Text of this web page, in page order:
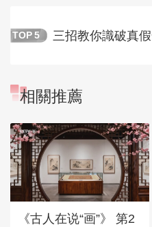
TOP 5 三招教你識破真
相關推薦
《古人在说“画”》 第2